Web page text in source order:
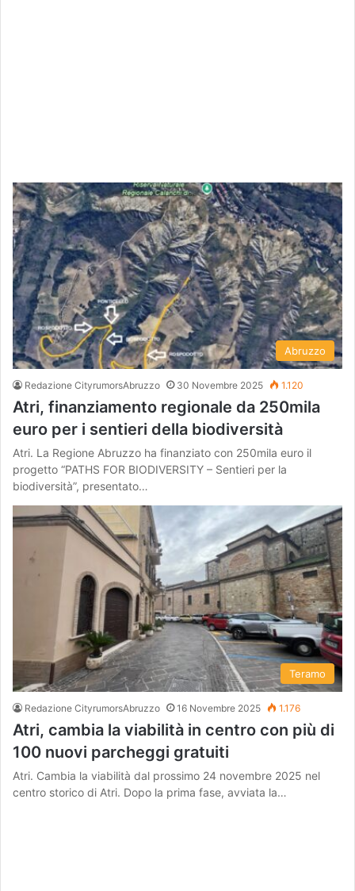
Abruzzo
Redazione CityrumorsAbruzzo 30 Novembre 2025 1.120
Atri, finanziamento regionale da 250mila
euro per i sentieri della biodiversità
Atri. La Regione Abruzzo ha finanziato con 250mila euro il
progetto “PATHS FOR BIODIVERSITY – Sentieri per la
biodiversità”, presentato…
Teramo
Redazione CityrumorsAbruzzo 16 Novembre 2025 1.176
Atri, cambia la viabilità in centro con più di
100 nuovi parcheggi gratuiti
Atri. Cambia la viabilità dal prossimo 24 novembre 2025 nel
centro storico di Atri. Dopo la prima fase, avviata la…